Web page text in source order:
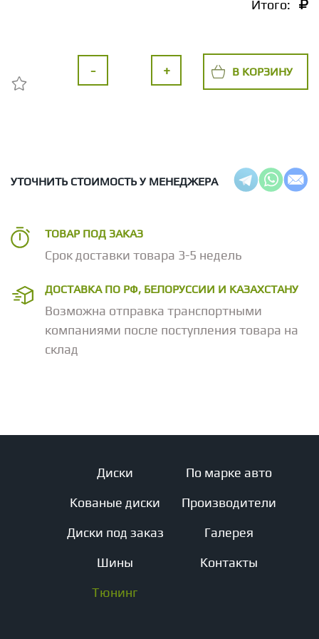
Итого:
- + В КОРЗИНУ
УТОЧНИТЬ СТОИМОСТЬ У МЕНЕДЖЕРА
ТОВАР ПОД ЗАКАЗ
Срок доставки товара 3-5 недель
ДОСТАВКА ПО РФ, БЕЛОРУССИИ И КАЗАХСТАНУ
Возможна отправка транспортными
компаниями после поступления товара на
склад
Диски
Кованые диски
Диски под заказ
Шины
Тюнинг
По марке авто
Производители
Галерея
Контакты